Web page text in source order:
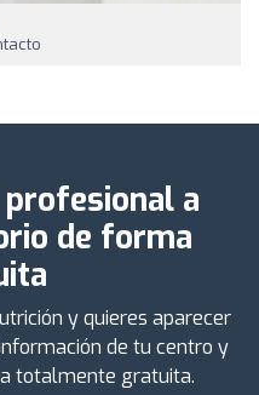
a
de forma
y quieres aparecer
de tu centro y
totalmente gratuita.